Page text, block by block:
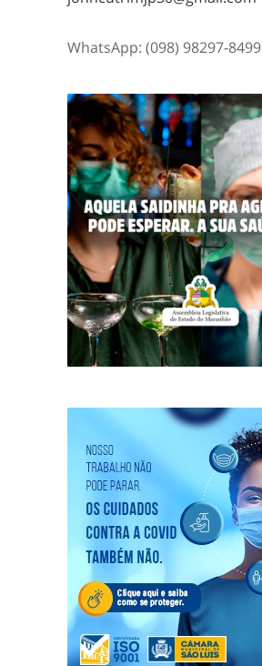
WhatsApp: (098) 98297-8499